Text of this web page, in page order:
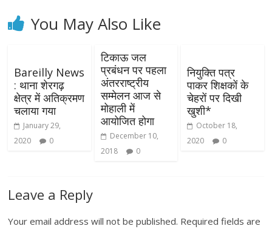
You May Also Like
Bareilly News
: थाना शेरगढ़
क्षेत्र में अतिक्रमण
चलाया गया
January 29,
2020
0
टिकाऊ जल
प्रबंधन पर पहला
अंतरराष्ट्रीय
सम्मेलन आज से
मोहाली में
आयोजित होगा
December 10,
2018
0
नियुक्ति पत्र
पाकर शिक्षकों के
चेहरों पर दिखी
खुशी*
October 18,
2020
0
Leave a Reply
Your email address will not be published. Required fields are